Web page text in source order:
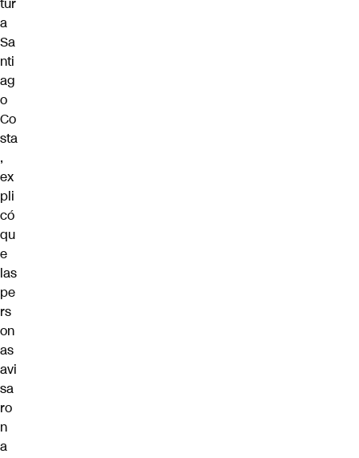
a
Sa
nti
ag
o
Co
sta
,
ex
pli
có
qu
e
las
pe
rs
on
as
avi
sa
ro
n
a